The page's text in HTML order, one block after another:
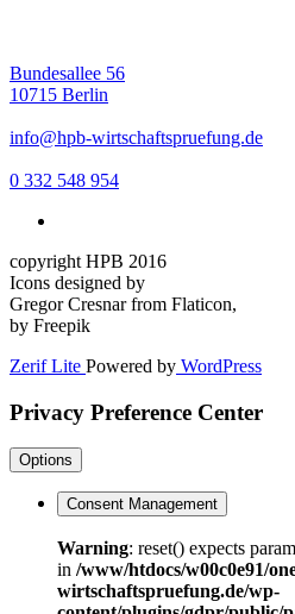
Bundesallee 56
10715 Berlin
info@hpb-wirtschaftspruefung.de
0 332 548 954
copyright HPB 2016
Icons designed by
Gregor Cresnar from Flaticon,
by Freepik
Zerif Lite Powered by WordPress
Privacy Preference Center
Options
Consent Management
Warning: reset() expects
in /www/htdocs/w00c0e91/
wirtschaftspruefung.de/wp-